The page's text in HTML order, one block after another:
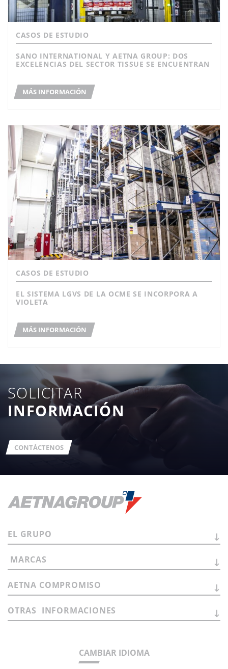
CASOS DE ESTUDIO
SANO INTERNATIONAL Y AETNA GROUP: DOS
EXCELENCIAS DEL SECTOR TISSUE SE ENCUENTRAN
MÁS INFORMACIÓN
CASOS DE ESTUDIO
EL SISTEMA LGVS DE LA OCME SE INCORPORA A
VIOLETA
MÁS INFORMACIÓN
SOLICITAR
INFORMACIÓN
CONTÁCTENOS
CAMBIAR IDIOMA
EL GRUPO
MARCAS
AETNA COMPROMISO
OTRAS INFORMACIONES